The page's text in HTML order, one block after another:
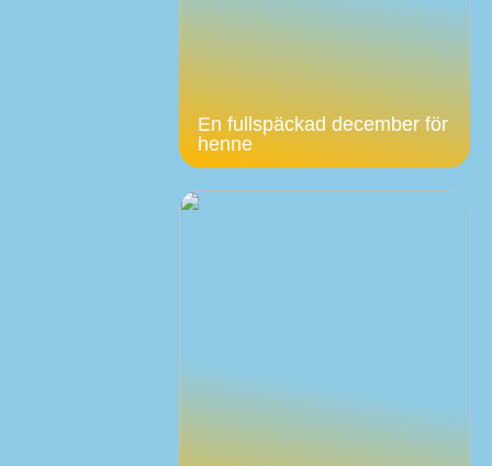
En fullspäckad december för
henne